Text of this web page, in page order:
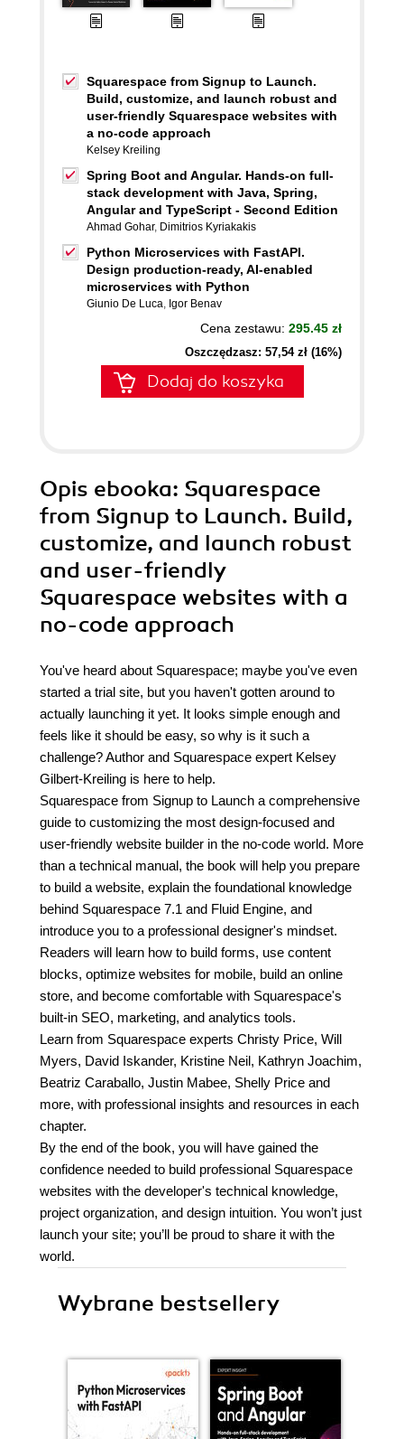
Squarespace from Signup to Launch.
Build, customize, and launch robust and
user-friendly Squarespace websites with
a no-code approach
Kelsey Kreiling
Spring Boot and Angular. Hands-on full-
stack development with Java, Spring,
Angular and TypeScript - Second Edition
Ahmad Gohar, Dimitrios Kyriakakis
Python Microservices with FastAPI.
Design production-ready, AI-enabled
microservices with Python
Giunio De Luca, Igor Benav
Cena zestawu: 295.45 zł
Oszczędzasz: 57,54 zł (16%)
Dodaj do koszyka
Opis ebooka: Squarespace
from Signup to Launch. Build,
customize, and launch robust
and user-friendly
Squarespace websites with a
no-code approach
You've heard about Squarespace; maybe you've even
started a trial site, but you haven't gotten around to
actually launching it yet. It looks simple enough and
feels like it should be easy, so why is it such a
challenge? Author and Squarespace expert Kelsey
Gilbert-Kreiling is here to help.
Squarespace from Signup to Launch a comprehensive
guide to customizing the most design-focused and
user-friendly website builder in the no-code world. More
than a technical manual, the book will help you prepare
to build a website, explain the foundational knowledge
behind Squarespace 7.1 and Fluid Engine, and
introduce you to a professional designer's mindset.
Readers will learn how to build forms, use content
blocks, optimize websites for mobile, build an online
store, and become comfortable with Squarespace's
built-in SEO, marketing, and analytics tools.
Learn from Squarespace experts Christy Price, Will
Myers, David Iskander, Kristine Neil, Kathryn Joachim,
Beatriz Caraballo, Justin Mabee, Shelly Price and
more, with professional insights and resources in each
chapter.
By the end of the book, you will have gained the
confidence needed to build professional Squarespace
websites with the developer's technical knowledge,
project organization, and design intuition. You won’t just
launch your site; you’ll be proud to share it with the
world.
Wybrane bestsellery